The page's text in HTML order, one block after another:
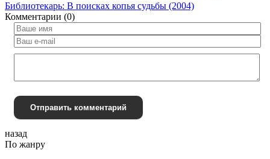
Библиотекарь: В поисках копья судьбы (2004)
Комментарии (0)
Отправить комментарий
назад
По жанру